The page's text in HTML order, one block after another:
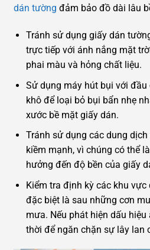
dán tường đảm bảo đồ dài lâu
Tránh sử dụng giấy dán
trực tiếp với ánh nắng mặt
phai màu và hỏng chất liệu.
Sử dụng máy hút bụi với
khô để loại bỏ bụi bẩn nhẹ
xước bề mặt giấy dán.
Tránh sử dụng các dung
kiềm mạnh, vì chúng có thể
hưởng đến độ bền của giấy
Kiểm tra định kỳ các khu
đặc biệt là sau những cơn
mưa. Nếu phát hiện dấu
thời để ngăn chặn sự lây lan